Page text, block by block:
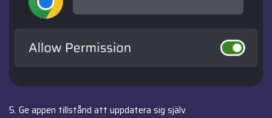
5. Ge appen tillstånd att uppdatera sig själv